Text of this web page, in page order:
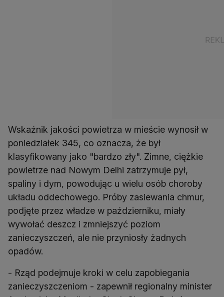
Wskaźnik jakości powietrza w mieście wynosił w
poniedziałek 345, co oznacza, że był
klasyfikowany jako "bardzo zły". Zimne, ciężkie
powietrze nad Nowym Delhi zatrzymuje pył,
spaliny i dym, powodując u wielu osób choroby
układu oddechowego. Próby zasiewania chmur,
podjęte przez władze w październiku, miały
wywołać deszcz i zmniejszyć poziom
zanieczyszczeń, ale nie przyniosły żadnych
opadów.
- Rząd podejmuje kroki w celu zapobiegania
zanieczyszczeniom - zapewnił regionalny minister